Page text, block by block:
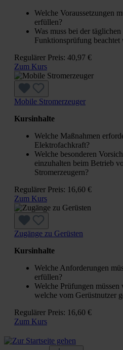
Welche Voraussetzungen
erfüllen?
Was muss bei der
Funktionsprüfung beachtet
Regulärer Preis: 40,97 €
Zum Kurs
Mobile Stromerzeuger
Kursinhalte
Welche Maßnahmen
Elektrofachkraft?
Welche besonderen
einzuhalten beim Betrieb
Stromerzeugern?
Regulärer Preis: 16,60 €
Zum Kurs
Zugänge zu Gerüsten
Kursinhalte
Welche Anforderungen
erfüllen?
Welche Prüfungen müssen
welche vom Gerüstnutzer
Regulärer Preis: 16,60 €
Zum Kurs